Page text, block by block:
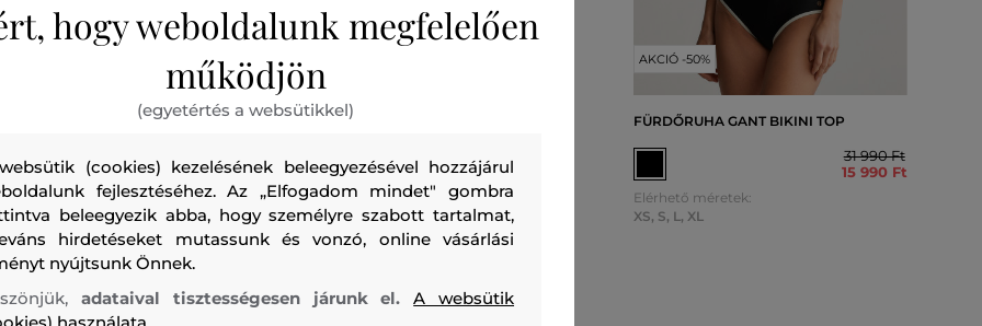
GANT HIGH WAIST BIKINI
26 990 Ft
13 490 Ft
AKCIÓ -50%
FÜRDŐRUHA GANT TIE SIDE BIKINI
25 990 Ft
12 990 Ft
Elérhető méretek:
XS
S , M, L, XL
AKCIÓ -50%
FÜRDŐRUHA GANT BIKINI TOP
31 990 Ft
15 990 Ft
Elérhető méretek:
XS, S, L, XL
hogy weboldalunk megfelelően
működjön
(egyetértés a websütikkel)
(cookies) kezelésének beleegyezésével hozzájárul
fejlesztéséhez. Az „Elfogadom mindet" gombra
beleegyezik abba, hogy személyre szabott tartalmat,
hirdetéseket mutassunk és vonzó, online vásárlási
nyújtsunk Önnek.
adataival tisztességesen járunk el.A websütik